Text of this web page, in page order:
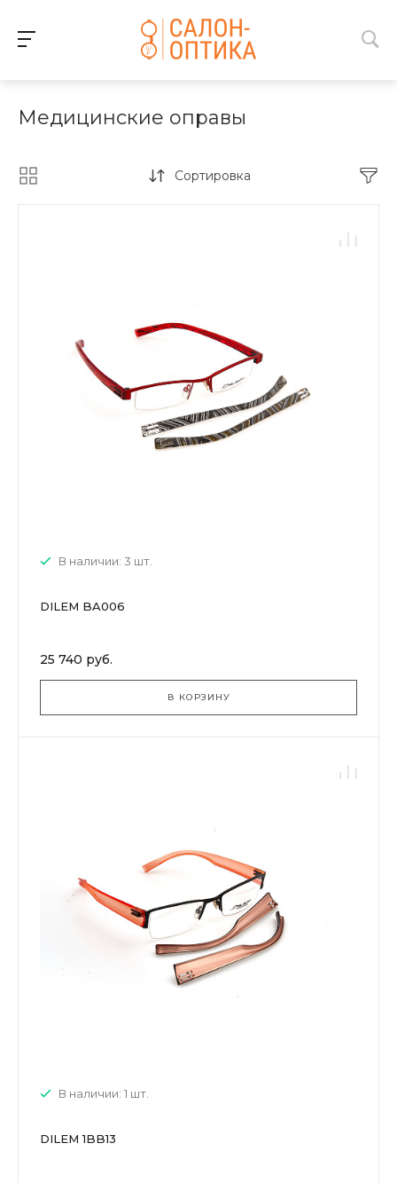
Медицинские оправы
Сортировка
В наличии: 3 шт.
DILEM BA006
25 740 руб.
В КОРЗИНУ
В наличии: 1 шт.
DILEM 1BB13